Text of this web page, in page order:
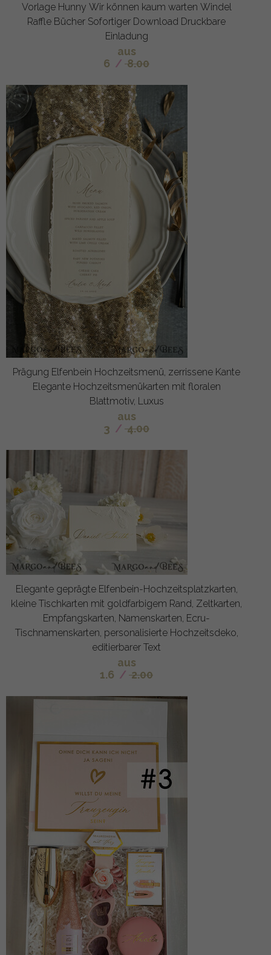
Vorlage Hunny Wir können kaum warten Windel
Raffle Bücher Sofortiger Download Druckbare
Einladung
aus
6 / 8.00
Prägung Elfenbein Hochzeitsmenü, zerrissene Kante
Elegante Hochzeitsmenükarten mit floralen
Blattmotiv, Luxus
aus
3 / 4.00
Elegante geprägte Elfenbein-Hochzeitsplatzkarten,
kleine Tischkarten mit goldfarbigem Rand, Zeltkarten,
Empfangskarten, Namenskarten, Ecru-
Tischnamenskarten, personalisierte Hochzeitsdeko,
editierbarer Text
aus
1.6 / 2.00